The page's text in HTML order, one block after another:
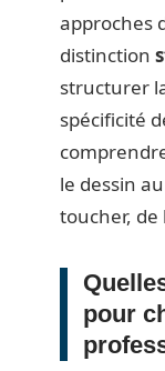
approches
distinction
structurer
spécificité
le dessin
toucher, de
pour